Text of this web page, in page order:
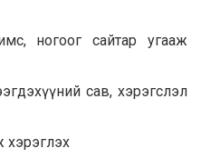
ногоог сайтар угааж
сав, хэрэгслэл
хэрэглэх